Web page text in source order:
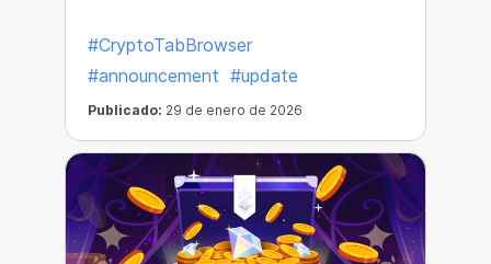
#CryptoTabBrowser
#announcement #update
Publicado: 29 de enero de 2026